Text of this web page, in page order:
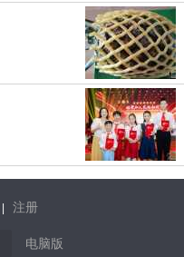
注册
电脑版